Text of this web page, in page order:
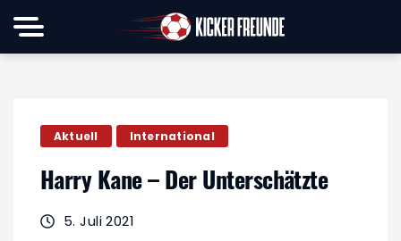
Aktuell International
Harry Kane – Der Unterschätzte
5. Juli 2021